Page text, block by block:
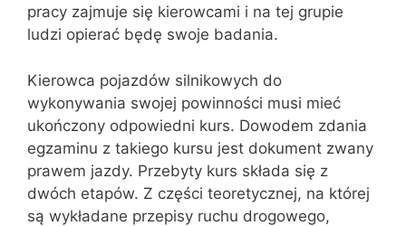
pracy zajmuje się kierowcami i na tej grupie
ludzi opierać będę swoje badania.
Kierowca pojazdów silnikowych do
wykonywania swojej powinności musi mieć
ukończony odpowiedni kurs. Dowodem zdania
egzaminu z takiego kursu jest dokument zwany
prawem jazdy. Przebyty kurs składa się z
dwóch etapów. Z części teoretycznej, na której
są wykładane przepisy ruchu drogowego,